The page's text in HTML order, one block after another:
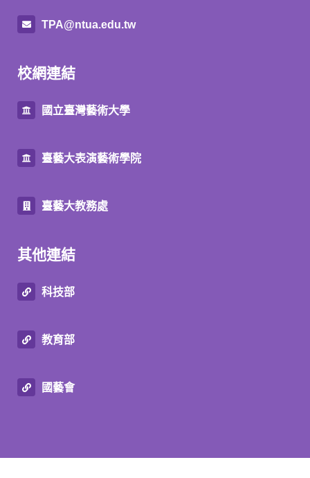
TPA@ntua.edu.tw
校網連結
國立臺灣藝術大學
臺藝大表演藝術學院
臺藝大教務處
其他連結
科技部
教育部
國藝會